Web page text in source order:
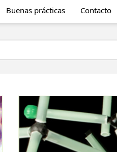
Buenas prácticas Contacto